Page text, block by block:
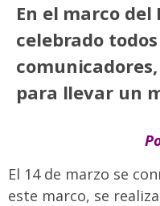
En el marco
celebrado
para llevar un
El 14 de marzo se
este marco, se